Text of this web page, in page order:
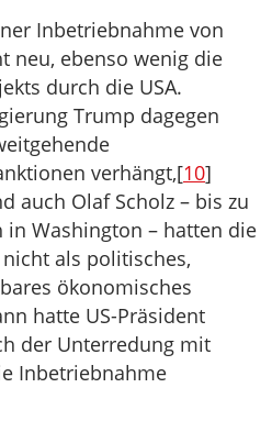
Inbetriebnahme von
neu, ebenso wenig die
durch die USA.
Trump dagegen
verhängt,[10]
auch Olaf Scholz – bis zu
Washington – hatten die
als politisches,
ökonomisches
hatte US-Präsident
der Unterredung mit
Inbetriebnahme